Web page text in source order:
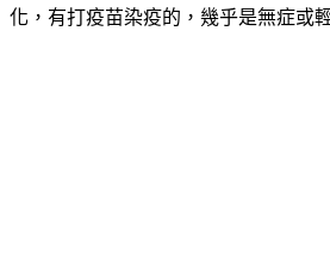
感染才提高，雖然感染率又增加，但